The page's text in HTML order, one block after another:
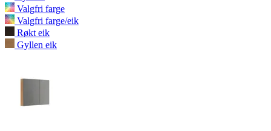
Valgfri farge
Valgfri farge/eik
Røkt eik
Gyllen eik